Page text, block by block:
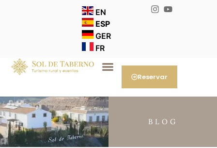
EN
ESP
GER
FR
Reservar
BLOG